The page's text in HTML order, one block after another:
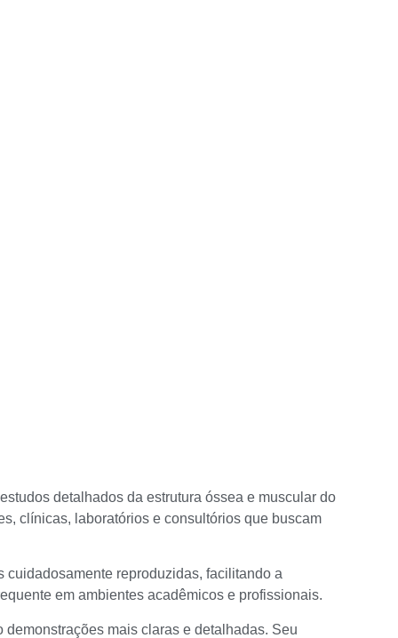
detalhados da estrutura óssea e muscular do
clínicas, laboratórios e consultórios que buscam
cuidadosamente reproduzidas, facilitando a
em ambientes acadêmicos e profissionais.
mais claras e detalhadas. Seu